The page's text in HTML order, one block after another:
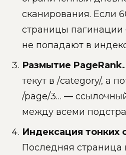
сканирования. Если
страницы
не попадают в
Размытие PageRank.
текут в /category/, а
/page/3… —
между всеми
Индексация тонких
Последняя